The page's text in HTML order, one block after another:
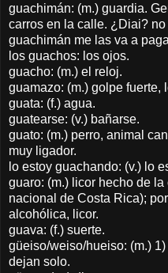
guachimán: (m.) guardia.
carros en la calle. ¿Diai? no
guachimán me las va a
los guachos: los ojos.
guacho: (m.) el reloj.
guamazo: (m.) golpe fuerte,
guata: (f.) agua.
guatearse: (v.) bañarse.
guato: (m.) perro, animal
muy ligador.
lo estoy guachando: (v.) lo
guaro: (m.) licor hecho de
nacional de Costa Rica);
alcohólica, licor.
guava: (f.) suerte.
güeiso/weiso/hueiso: (m.)
dejan solo.